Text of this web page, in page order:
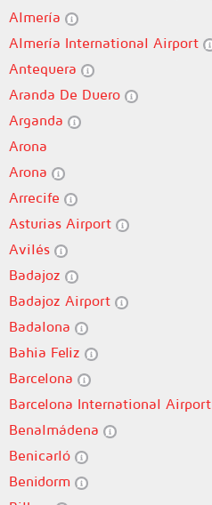
Almería
Almería International Airport
Antequera
Aranda De Duero
Arganda
Arona
Arona
Arrecife
Asturias Airport
Avilés
Badajoz
Badajoz Airport
Badalona
Bahia Feliz
Barcelona
Barcelona International Airport
Benalmádena
Benicarló
Benidorm